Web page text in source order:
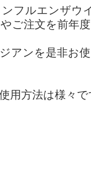
フルエンザウ
ご注文を前年
アンを是非お
用方法は様々